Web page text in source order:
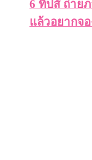
6 ทิปส์ ถ่าย
แล้วอยากจ